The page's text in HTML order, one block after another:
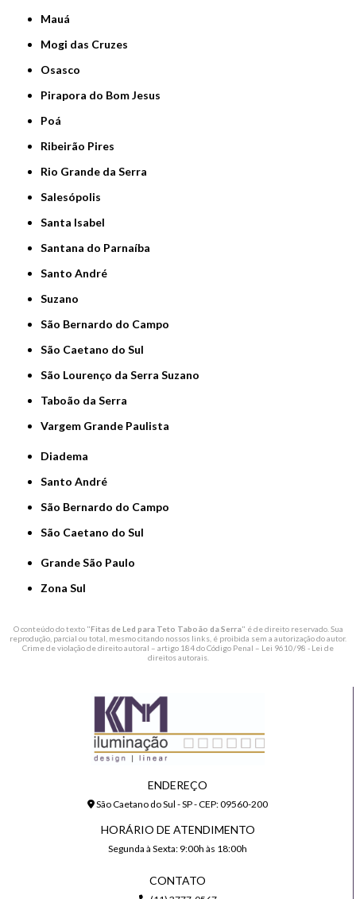
Mauá
Mogi das Cruzes
Osasco
Pirapora do Bom Jesus
Poá
Ribeirão Pires
Rio Grande da Serra
Salesópolis
Santa Isabel
Santana do Parnaíba
Santo André
Suzano
São Bernardo do Campo
São Caetano do Sul
São Lourenço da Serra Suzano
Taboão da Serra
Vargem Grande Paulista
Diadema
Santo André
São Bernardo do Campo
São Caetano do Sul
Grande São Paulo
Zona Sul
O conteúdo do texto "Fitas de Led para Teto Taboão da Serra" é de direito reservado. Sua
reprodução, parcial ou total, mesmo citando nossos links, é proibida sem a autorização do autor.
Crime de violação de direito autoral – artigo 184 do Código Penal – Lei 9610/98 - Lei de
direitos autorais.
ENDEREÇO
São Caetano do Sul - SP - CEP: 09560-200
HORÁRIO DE ATENDIMENTO
Segunda à Sexta: 9:00h às 18:00h
CONTATO